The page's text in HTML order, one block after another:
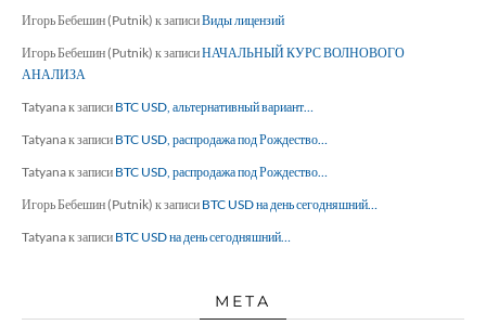
Игорь Бебешин (Putnik) к записиВиды лицензий
Игорь Бебешин (Putnik) к записиНАЧАЛЬНЫЙ КУРС ВОЛНОВОГО
АНАЛИЗА
Tatyanaк записи BTC USD, альтернативный вариант…
Tatyanaк записи BTC USD, распродажа под Рождество…
Tatyanaк записи BTC USD, распродажа под Рождество…
Игорь Бебешин (Putnik) к записи BTC USD на день сегодняшний…
Tatyanaк записи BTC USD на день сегодняшний…
МЕТА